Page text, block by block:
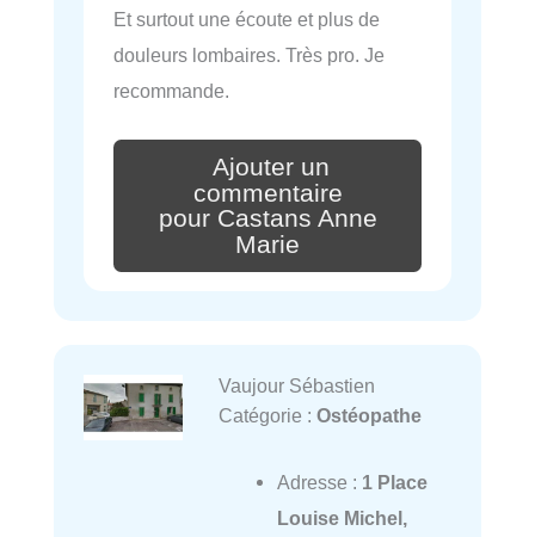
Et surtout une écoute et plus de
douleurs lombaires. Très pro. Je
recommande.
Ajouter un
commentaire
pour Castans Anne
Marie
Vaujour Sébastien
Catégorie : Ostéopathe
Adresse : 1 Place
Louise Michel,